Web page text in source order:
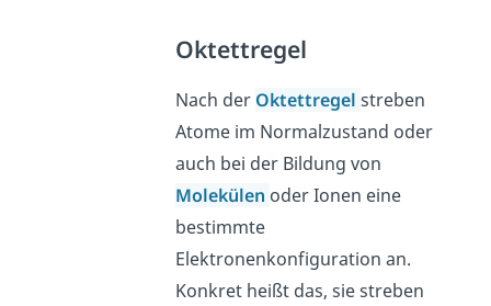
Oktettregel
Nach der Oktettregel streben
Atome im Normalzustand oder
auch bei der Bildung von
Molekülen oder Ionen eine
bestimmte
Elektronenkonfiguration an.
Konkret heißt das, sie streben